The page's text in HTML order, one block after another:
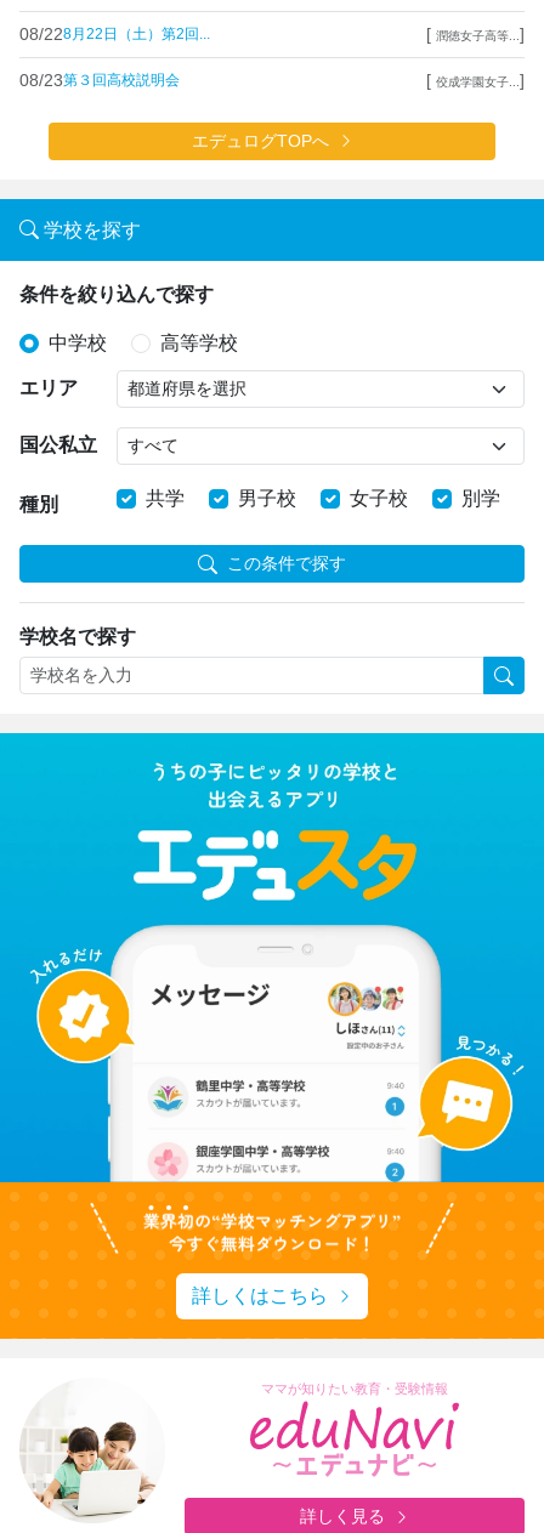
08/228月22日（土）第2回... [ 潤徳女子高等... ]
08/23第３回高校説明会 [ 佼成学園女子... ]
エデュログTOPへ
学校を探す
条件を絞り込んで探す
中学校 高等学校
エリア
国公私立
種別 共学 男子校 女子校 別学
この条件で探す
学校名で探す
詳しくはこちら
ママが知りたい教育・受験情報
詳しく見る